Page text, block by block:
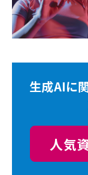
生成AIに
人気